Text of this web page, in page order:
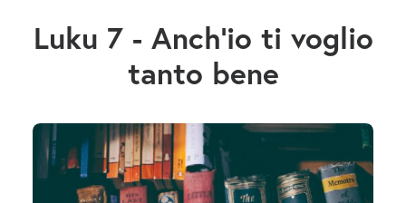
Luku 7 - Anch'io ti voglio
tanto bene